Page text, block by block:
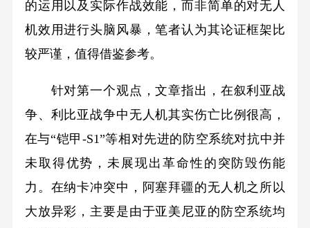
的运用以及实际作战效能，而非简单的对无人
机效用进行头脑风暴，笔者认为其论证框架比
较严谨，值得借鉴参考。
针对第一个观点，文章指出，在叙利亚战
争、利比亚战争中无人机其实伤亡比例很高，
在与“铠甲-S1”等相对先进的防空系统对抗中并
未取得优势，未展现出革命性的突防毁伤能
力。在纳卡冲突中，阿塞拜疆的无人机之所以
大放异彩，主要是由于亚美尼亚的防空系统均